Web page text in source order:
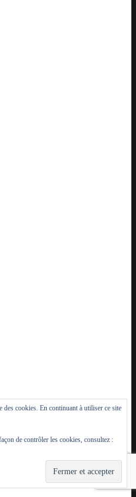
cookies. En continuant à utiliser ce site
de contrôler les cookies, consultez :